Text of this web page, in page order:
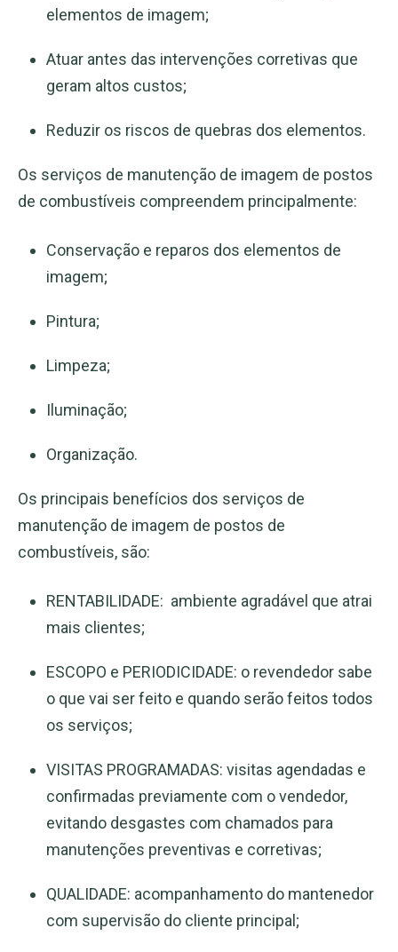
elementos de imagem;
Atuar antes das intervenções corretivas que
geram altos custos;
Reduzir os riscos de quebras dos elementos.
Os serviços de manutenção de imagem de postos
de combustíveis compreendem principalmente:
Conservação e reparos dos elementos de
imagem;
Pintura;
Limpeza;
Iluminação;
Organização.
Os principais benefícios dos serviços de
manutenção de imagem de postos de
combustíveis, são:
RENTABILIDADE: ambiente agradável que atrai
mais clientes;
ESCOPO e PERIODICIDADE: o revendedor sabe
o que vai ser feito e quando serão feitos todos
os serviços;
VISITAS PROGRAMADAS: visitas agendadas e
confirmadas previamente com o vendedor,
evitando desgastes com chamados para
manutenções preventivas e corretivas;
QUALIDADE: acompanhamento do mantenedor
com supervisão do cliente principal;